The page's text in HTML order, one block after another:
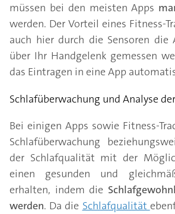
müssen bei den meisten Apps
werden. Der Vorteil eines Fitness-
auch hier durch die Sensoren
über Ihr Handgelenk gemessen
das Eintragen in eine App
Schlafüberwachung und Analyse
Bei einigen Apps sowie Fitness-
Schlafüberwachung
der Schlafqualität mit der
einen gesunden und
erhalten, indem die
werden. Da die Schlafqualität